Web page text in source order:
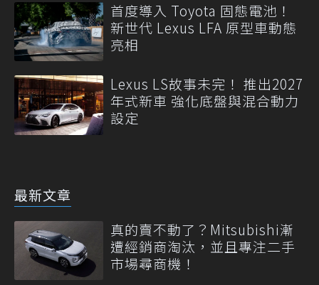
首度導入 Toyota 固態電池！
新世代 Lexus LFA 原型車動態
亮相
Lexus LS故事未完！ 推出2027
年式新車 強化底盤與混合動力
設定
最新文章
真的賣不動了？Mitsubishi漸
遭經銷商淘汰，並且專注二手
市場尋商機！